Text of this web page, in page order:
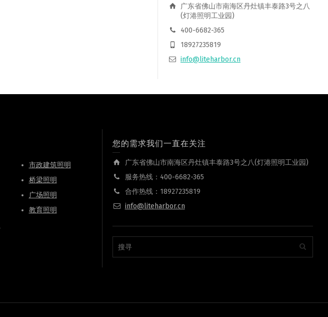
广东省佛山市南海区丹灶镇丰泰路3号之八
(灯港照明工业园)
400-6682-365
18927235819
info@liteharbor.cn
市政建筑照明
桥梁照明
广场照明
教育照明
您的需求我们一直在关注
广东省佛山市南海区丹灶镇丰泰路3号之八(灯港照明工业园)
服务热线：400-6682-365
合作热线：18927235819
info@liteharbor.cn